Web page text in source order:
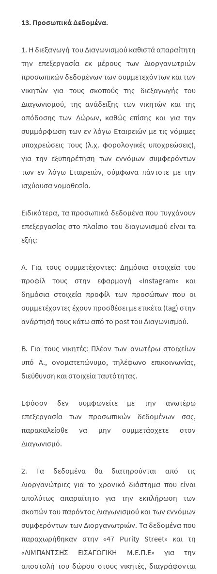
13. Προσωπικά Δεδομένα.
1. Η διεξαγωγή του Διαγωνισμού καθιστά απαραίτητη
την επεξεργασία εκ μέρους των Διοργανωτριών
προσωπικών δεδομένων των συμμετεχόντων και των
νικητών για τους σκοπούς της διεξαγωγής του
Διαγωνισμού, της ανάδειξης των νικητών και της
απόδοσης των Δώρων, καθώς επίσης και για την
συμμόρφωση των εν λόγω Εταιρειών με τις νόμιμες
υποχρεώσεις τους (λ.χ. φορολογικές υποχρεώσεις),
για την εξυπηρέτηση των εννόμων συμφερόντων
των εν λόγω Εταιρειών, σύμφωνα πάντοτε με την
ισχύουσα νομοθεσία.
Ειδικότερα, τα προσωπικά δεδομένα που τυγχάνουν
επεξεργασίας στο πλαίσιο του διαγωνισμού είναι τα
εξής:
Α. Για τους συμμετέχοντες: Δημόσια στοιχεία του
προφίλ τους στην εφαρμογή «Instagram» και
δημόσια στοιχεία προφίλ των προσώπων που οι
συμμετέχοντες έχουν προσθέσει με ετικέτα (tag) στην
ανάρτησή τους κάτω από το postτου Διαγωνισμού.
Β. Για τους νικητές: Πλέον των ανωτέρω στοιχείων
υπό Α., ονοματεπώνυμο, τηλέφωνο επικοινωνίας,
διεύθυνση και στοιχεία ταυτότητας.
Εφόσον δεν συμφωνείτε με την ανωτέρω
επεξεργασία των προσωπικών δεδομένων σας,
παρακαλείσθε να μην συμμετάσχετε στον
Διαγωνισμό.
2. Τα δεδομένα θα διατηρούνται από τις
Διοργανώτριες για το χρονικό διάστημα που είναι
απολύτως απαραίτητο για την εκπλήρωση των
σκοπών του παρόντος Διαγωνισμού και των εννόμων
συμφερόντων των Διοργανωτριών. Τα δεδομένα που
παραχωρήθηκαν στην «47 Purity Street» και τη
«ΛΙΜΠΑΝΤΣΗΣ ΕΙΣΑΓΩΓΙΚΗ Μ.Ε.Π.Ε» για την
αποστολή του δώρου στους νικητές, διαγράφονται